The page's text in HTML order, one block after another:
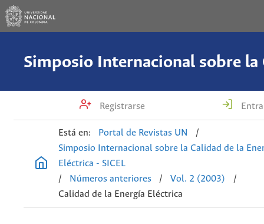
Registrarse
Está en: Portal de Revistas UN
/
Simposio Internacional sobre la Calidad de la
Eléctrica - SICEL
/
Números anteriores / Vol. 2 (2003)
/
Calidad de la Energía Eléctrica